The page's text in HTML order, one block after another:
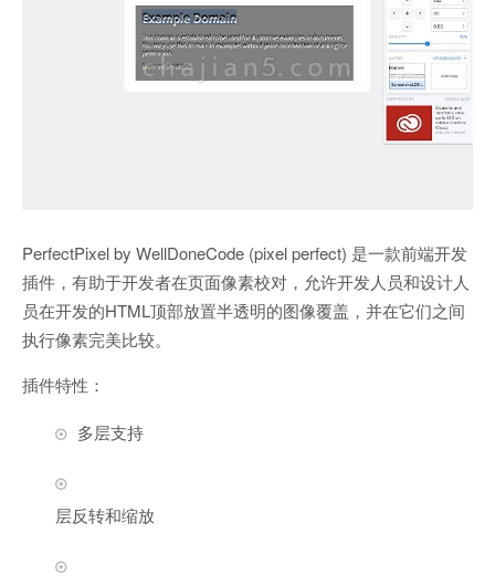
PerfectPixel by WellDoneCode (pixel perfect) 是一款前端开发
插件，有助于开发者在页面像素校对，允许开发人员和设计人
员在开发的HTML顶部放置半透明的图像覆盖，并在它们之间
执行像素完美比较。
插件特性：
多层支持
层反转和缩放